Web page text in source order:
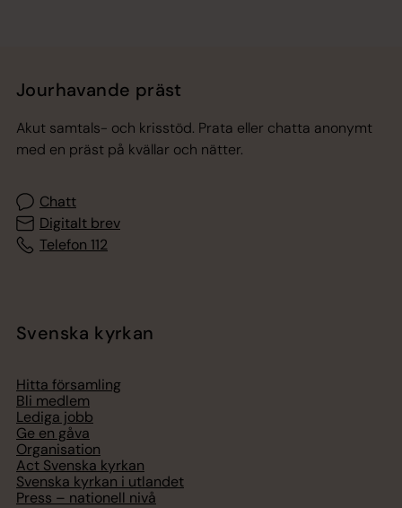
Jourhavande präst
Akut samtals- och krisstöd. Prata eller chatta anonymt
med en präst på kvällar och nätter.
Chatt
Digitalt brev
Telefon 112
Svenska kyrkan
Hitta församling
Bli medlem
Lediga jobb
Ge en gåva
Organisation
Act Svenska kyrkan
Svenska kyrkan i utlandet
Press – nationell nivå